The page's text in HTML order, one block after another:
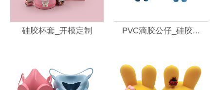
硅胶杯套_开模定制 PVC滴胶公仔_硅胶...